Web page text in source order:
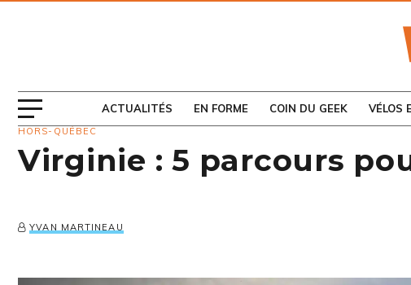
ACTUALITÉS EN FORME COIN DU GEEK VÉLOS
HORS-QUÉBEC
Virginie : 5 parcours
YVAN MARTINEAU